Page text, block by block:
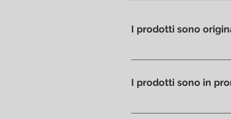
I prodotti sono
Si, da sempre
I prodotti sono in
Tutti i prodotti sono